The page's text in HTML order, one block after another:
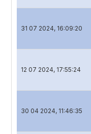
31 07 2024, 16:09:20
12 07 2024, 17:55:24
30 04 2024, 11:46:35